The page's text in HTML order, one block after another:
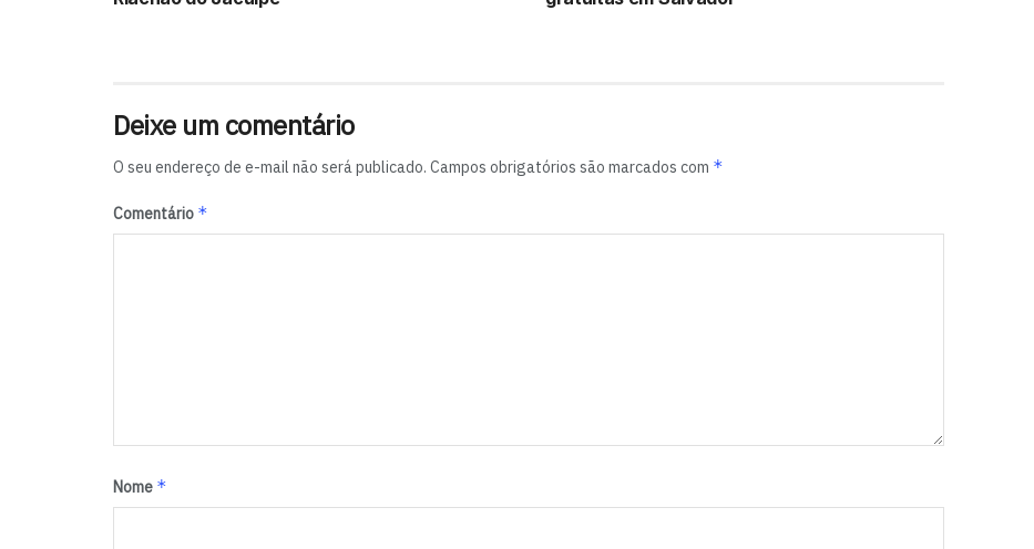
Deixe um comentário
O seu endereço de e-mail não será publicado. Campos obrigatórios são marcados com *
Comentário *
Nome *